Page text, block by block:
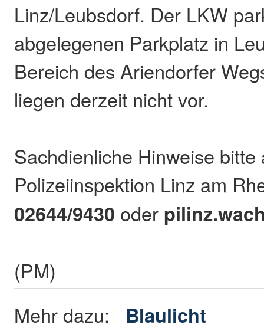
Linz/Leubsdorf. Der LKW
abgelegenen Parkplatz in
Bereich des Ariendorfer
liegen derzeit nicht vor.
Sachdienliche Hinweise bitte
Polizeiinspektion Linz am
02644/9430 oder
(PM)
Mehr dazu: Blaulicht